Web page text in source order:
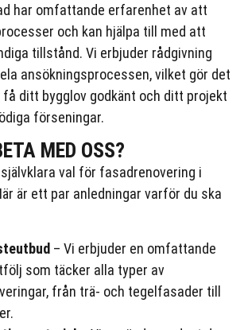
har omfattande erfarenhet av att
och kan hjälpa till med att
tillstånd. Vi erbjuder rådgivning
ansökningsprocessen, vilket gör det
ditt bygglov godkänt och ditt projekt
förseningar.
MED OSS?
val för fasadrenovering i
är ett par anledningar varför du ska
– Vi erbjuder en omfattande
som täcker alla typer av
från trä- och tegelfasader till